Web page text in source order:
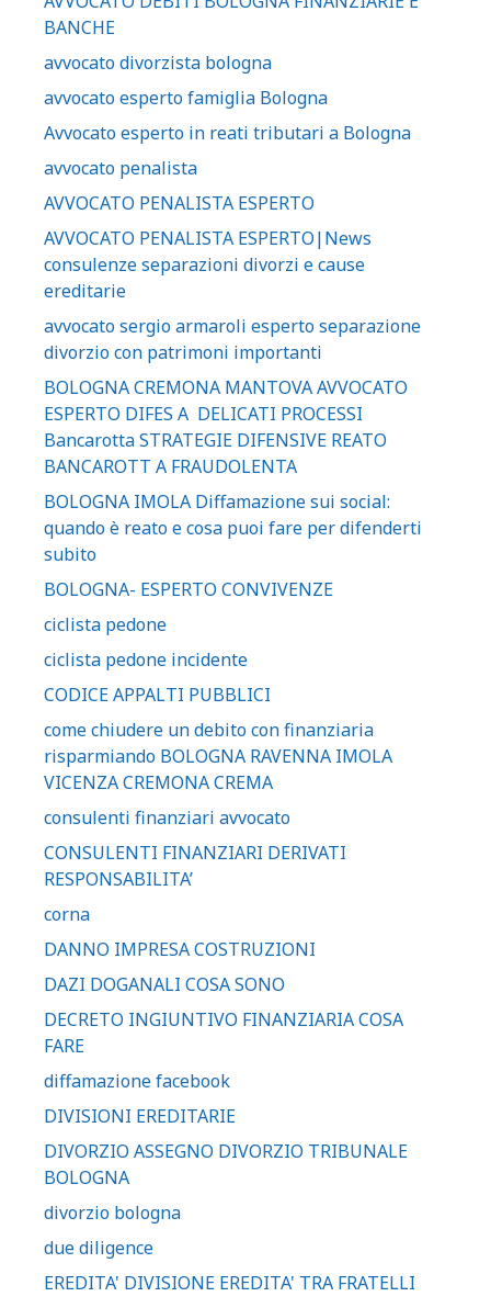
BANCHE
avvocato divorzista bologna
avvocato esperto famiglia Bologna
Avvocato esperto in reati tributari a Bologna
avvocato penalista
AVVOCATO PENALISTA ESPERTO
AVVOCATO PENALISTA ESPERTO|News
consulenze separazioni divorzi e cause
ereditarie
avvocato sergio armaroli esperto separazione
divorzio con patrimoni importanti
BOLOGNA CREMONA MANTOVA AVVOCATO
ESPERTO DIFES A DELICATI PROCESSI
Bancarotta STRATEGIE DIFENSIVE REATO
BANCAROTT A FRAUDOLENTA
BOLOGNA IMOLA Diffamazione sui social:
quando è reato e cosa puoi fare per difenderti
subito
BOLOGNA- ESPERTO CONVIVENZE
ciclista pedone
ciclista pedone incidente
CODICE APPALTI PUBBLICI
come chiudere un debito con finanziaria
risparmiando BOLOGNA RAVENNA IMOLA
VICENZA CREMONA CREMA
consulenti finanziari avvocato
CONSULENTI FINANZIARI DERIVATI
RESPONSABILITA’
corna
DANNO IMPRESA COSTRUZIONI
DAZI DOGANALI COSA SONO
DECRETO INGIUNTIVO FINANZIARIA COSA
FARE
diffamazione facebook
DIVISIONI EREDITARIE
DIVORZIO ASSEGNO DIVORZIO TRIBUNALE
BOLOGNA
divorzio bologna
due diligence
EREDITA' DIVISIONE EREDITA' TRA FRATELLI